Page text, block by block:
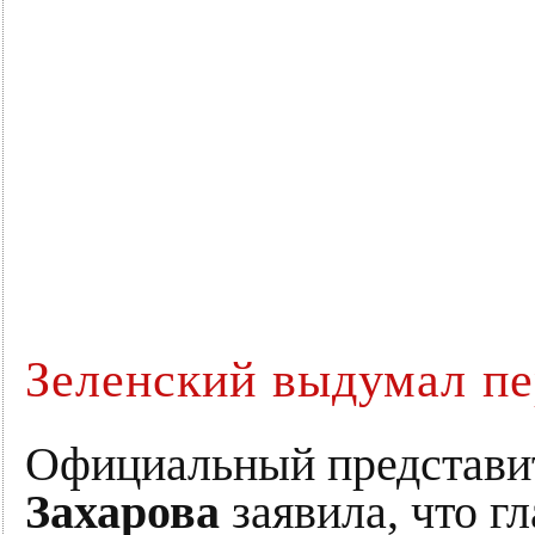
Зеленский выдумал
Официальный
Захарова заявила, что